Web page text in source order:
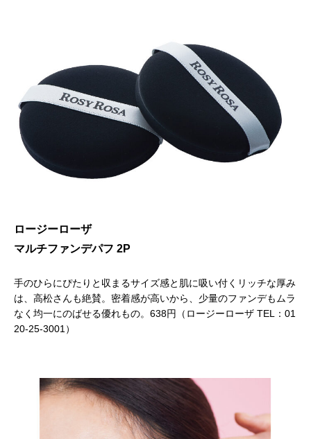
ロージーローザ
マルチファンデパフ 2P
手のひらにぴたりと収まるサイズ感と肌に吸い付くリッチな厚み
は、高松さんも絶賛。密着感が高いから、少量のファンデもムラ
なく均一にのばせる優れもの。638円（ロージーローザ TEL：01
20-25-3001）